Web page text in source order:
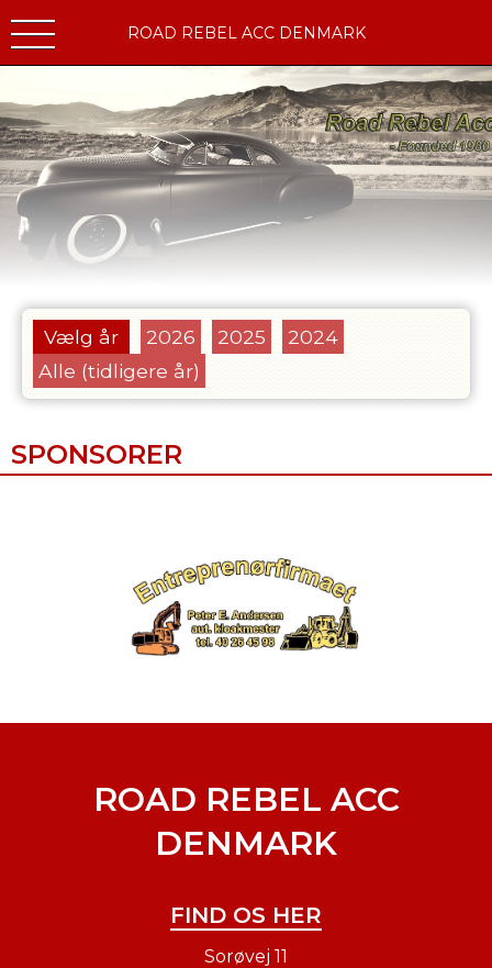
ROAD REBEL ACC DENMARK
Vælg år 2026 2025
2024
Alle (tidligere år)
SPONSORER
ROAD REBEL ACC
DENMARK
FIND OS HER
Sorøvej 11